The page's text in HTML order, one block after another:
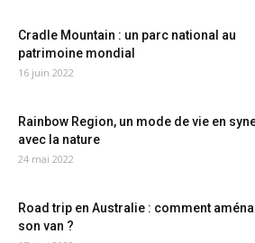
Cradle Mountain : un parc national au
patrimoine mondial
16 juin 2022
Rainbow Region, un mode de vie en
avec la nature
24 mai 2022
Road trip en Australie : comment
son van ?